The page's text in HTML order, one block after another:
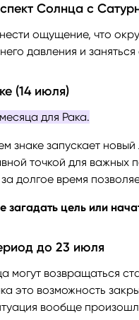
Солнца с
ощущение, что
давления и
(14 июля)
для Рака.
знаке запускает
точкой для важных
долгое время
загадать цель или
до 23 июля
могут возвращаться
это возможность
вообще